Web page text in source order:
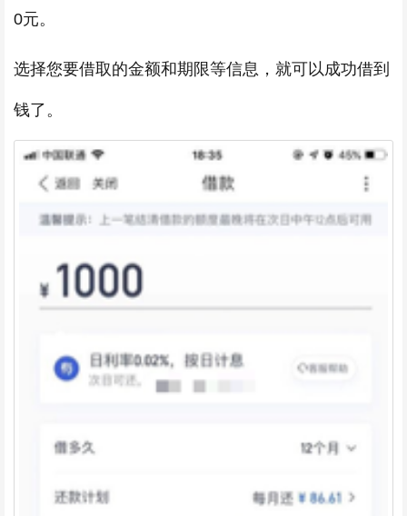
0元。
选择您要借取的金额和期限等信息，就可以成功借到
钱了。